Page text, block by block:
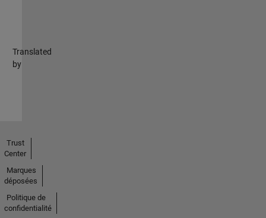
Translated
by
Trust
Center
Marques
déposées
Politique de
confidentialité